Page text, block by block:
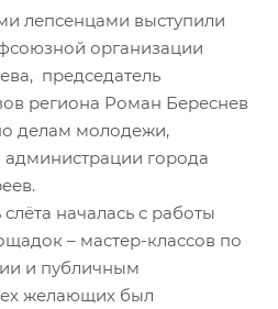
лепсенцами выступили
организации
председатель
региона Роман Береснев
делам молодежи,
администрации города
началась с работы
– мастер-классов по
и публичным
желающих был